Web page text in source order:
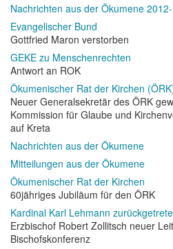
Nachrichten aus der Ökumene 2012-
Evangelischer Bund
Gottfried Maron verstorben
GEKE zu Menschenrechten
Antwort an ROK
Ökumenischer Rat der Kirchen
Neuer Generalsekretär des ÖRK
Kommission für Glaube und
auf Kreta
Nachrichten aus der Ökumene
Mitteilungen aus der Ökumene
Ökumenischer Rat der Kirchen
60jähriges Jubiläum für den ÖRK
Kardinal Karl Lehmann
Erzbischof Robert Zollitsch neuer
Bischofskonferenz